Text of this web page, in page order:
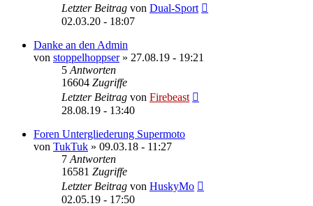
Letzter Beitrag von Dual-Sport
02.03.20 - 18:07
Danke an den Admin
von stoppelhoppser» 27.08.19 - 19:21
5 Antworten
16604 Zugriffe
Letzter Beitrag von Firebeast
28.08.19 - 13:40
Foren Untergliederung Supermoto
von TukTuk » 09.03.18 - 11:27
7 Antworten
16581 Zugriffe
Letzter Beitrag von HuskyMo
02.05.19 - 17:50